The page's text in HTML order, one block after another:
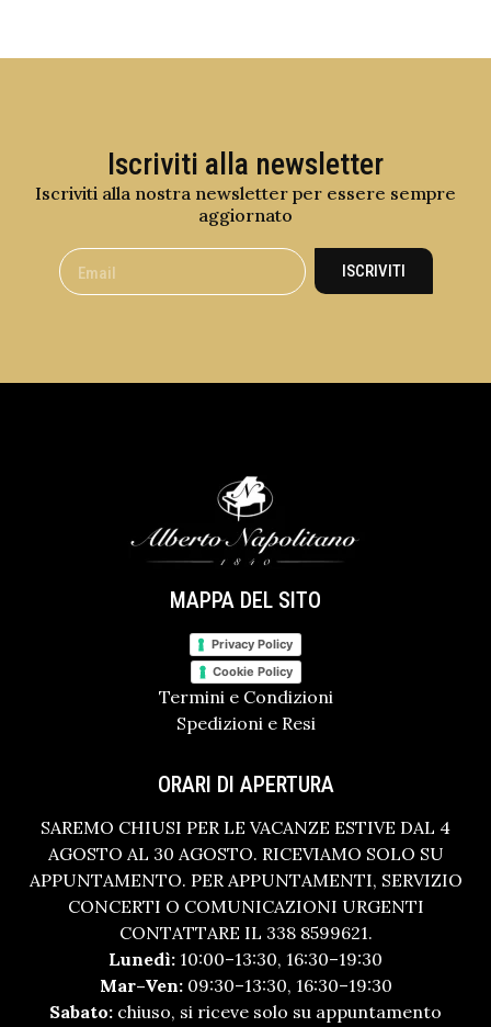
Iscriviti alla newsletter
Iscriviti alla nostra newsletter per essere sempre
aggiornato
ISCRIVITI
MAPPA DEL SITO
Privacy Policy
Cookie Policy
Termini e Condizioni
Spedizioni e Resi
ORARI DI APERTURA
SAREMO CHIUSI PER LE VACANZE ESTIVE DAL 4
AGOSTO AL 30 AGOSTO. RICEVIAMO SOLO SU
APPUNTAMENTO. PER APPUNTAMENTI, SERVIZIO
CONCERTI O COMUNICAZIONI URGENTI
CONTATTARE IL 338 8599621.
Lunedì: 10:00–13:30, 16:30–19:30
Mar–Ven:09:30–13:30, 16:30–19:30
Sabato: chiuso, si riceve solo su appuntamento